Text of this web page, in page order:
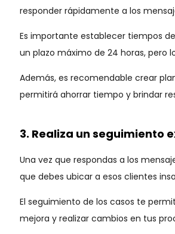
responder rápidamente a los
Es importante establecer tiempos
un plazo máximo de 24 horas, pero
Además, es recomendable crear
permitirá ahorrar tiempo y brindar
3. Realiza un seguimiento
Una vez que respondas a los
que debes ubicar a esos clientes
El seguimiento de los casos te
mejora y realizar cambios en tus